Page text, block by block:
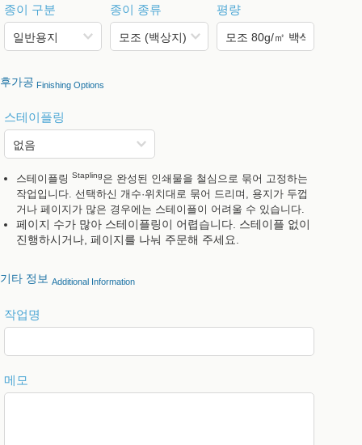
종이 구분 종이 종류 평량
후가공 Finishing Options
스테이플링
스테이플링 Stapling은 완성된 인쇄물을 철심으로 묶어 고정하는
작업입니다. 선택하신 개수·위치대로 묶어 드리며, 용지가 두껍
거나 페이지가 많은 경우에는 스테이플이 어려울 수 있습니다.
페이지 수가 많아 스테이플링이 어렵습니다. 스테이플 없이
진행하시거나, 페이지를 나눠 주문해 주세요.
기타 정보 Additional Information
작업명
메모